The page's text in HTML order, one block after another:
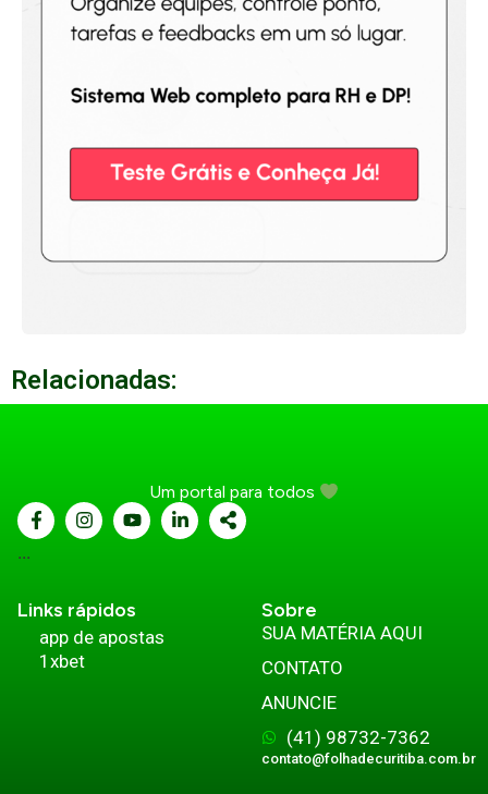
Relacionadas:
Um portal para todos
...
Links rápidos
app de apostas
1xbet
Sobre
SUA MATÉRIA AQUI
CONTATO
ANUNCIE
(41) 98732-7362
contato@folhadecuritiba.com.br